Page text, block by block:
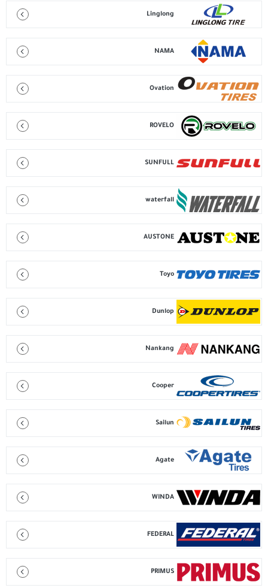
Linglong
NAMA
Ovation
ROVELO
SUNFULL
waterfall
AUSTONE
Toyo
Dunlop
Nankang
Cooper
Sailun
Agate
WINDA
FEDERAL
PRIMUS